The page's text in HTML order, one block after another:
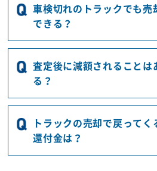
車検切れのトラックでも売
できる？
査定後に減額されることは
る？
トラックの売却で戻ってく
還付金は？